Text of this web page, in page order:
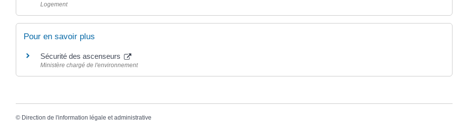
Logement
Pour en savoir plus
Sécurité des ascenseurs
Ministère chargé de l'environnement
© Direction de l'information légale et administrative